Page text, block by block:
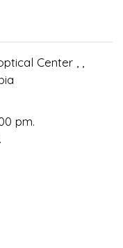
Center , ,
pm.